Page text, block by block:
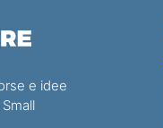
e idee